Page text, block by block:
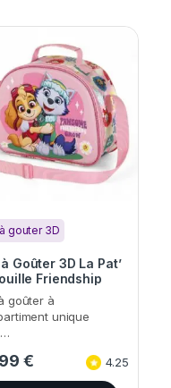
gouter 3D
Goûter 3D La Pat’
Friendship
goûter à
unique
€ 4.25